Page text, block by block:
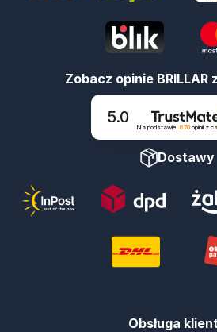
Zobacz opinie
5.0
Na podstawie 870 opinii z
Dostawy
Obsługa